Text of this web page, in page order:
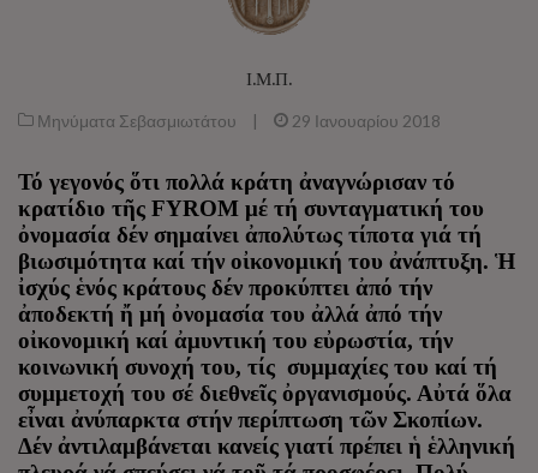
Ι.Μ.Π.
Μηνύματα Σεβασμιωτάτου | 29 Ιανουαρίου 2018
Τό γεγονός ὅτι πολλά κράτη ἀναγνώρισαν τό
κρατίδιο τῆς FYROM μέ τή συνταγματική του
ὀνομασία δέν σημαίνει ἀπολύτως τίποτα γιά τή
βιωσιμότητα καί τήν οἰκονομική του ἀνάπτυξη. Ἡ
ἰσχύς ἑνός κράτους δέν προκύπτει ἀπό τήν
ἀποδεκτή ἤ μή ὀνομασία του ἀλλά ἀπό τήν
οἰκονομική καί ἀμυντική του εὐρωστία, τήν
κοινωνική συνοχή του, τίς συμμαχίες του καί τή
συμμετοχή του σέ διεθνεῖς ὀργανισμούς. Αὐτά ὅλα
εἶναι ἀνύπαρκτα στήν περίπτωση τῶν Σκοπίων.
Δέν ἀντιλαμβάνεται κανείς γιατί πρέπει ἡ ἑλληνική